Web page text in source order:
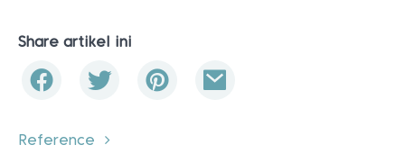
Share artikel ini
Reference